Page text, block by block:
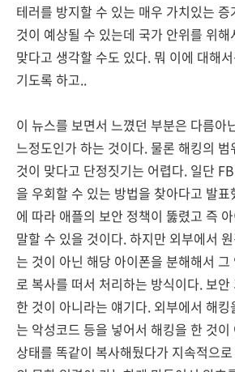
테러를 방지할 수 있는 매우 가치있는
것이 예상될 수 있는데 국가 안위를 위
맞다고 생각할 수도 있다. 뭐 이에 대해
기도록 하고..
이 뉴스를 보면서 느꼈던 부분은 다름아
느정도인가 하는 것이다. 물론 해킹의
것이 맞다고 단정짓기는 어렵다. 일단
을 우회할 수 있는 방법을 찾아다고 발표
에 따라 애플의 보안 정책이 뚫렸고 즉
말할 수 있을 것이다. 하지만 외부에서
는 것이 아닌 해당 아이폰을 분해해서 그
로 복사를 떠서 처리하는 방식이다. 보
한 것이 아니라는 얘기다. 외부에서 해
는 악성코드 등을 넣어서 해킹을 한 것이
상태를 똑같이 복사해뒀다가 지속적으